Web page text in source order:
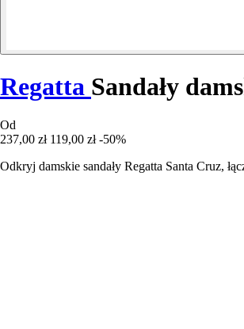
Regatta Sandały
Od
237,00 zł 119,00 zł -50%
Odkryj damskie sandały Regatta Santa Cruz,